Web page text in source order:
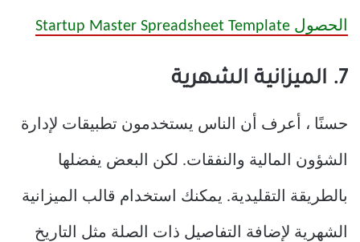
الحصول Startup Master Spreadsheet Template
7. الميزانية الشهرية
حسنًا ، أعرف أن الناس يستخدمون تطبيقات لإدارة
الشؤون المالية والنفقات. لكن البعض يفضلها
بالطريقة التقليدية. يمكنك استخدام قالب الميزانية
الشهرية لإضافة التفاصيل ذات الصلة مثل التاريخ